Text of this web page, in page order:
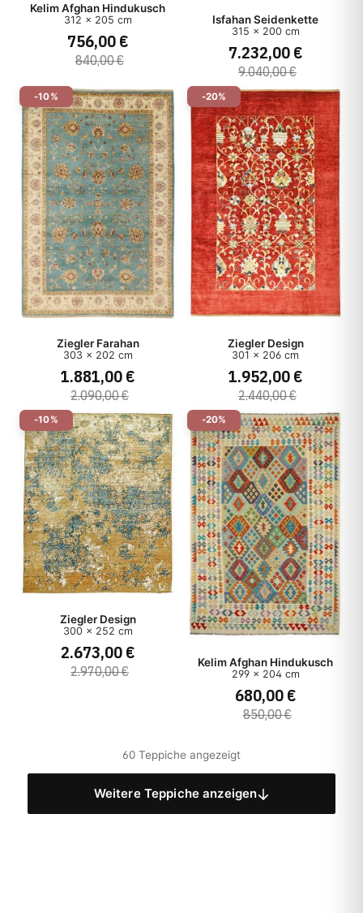
Kelim Afghan Hindukusch
312 x 205 cm
756,00 €
840,00 €
Isfahan Seidenkette
315 x 200 cm
7.232,00 €
9.040,00 €
-10%
Ziegler Farahan
303 x 202 cm
1.881,00 €
2.090,00 €
-20%
Ziegler Design
301 x 206 cm
1.952,00 €
2.440,00 €
-10%
Ziegler Design
300 x 252 cm
2.673,00 €
2.970,00 €
-20%
Kelim Afghan Hindukusch
299 x 204 cm
680,00 €
850,00 €
60 Teppiche angezeigt
Weitere Teppiche anzeigen